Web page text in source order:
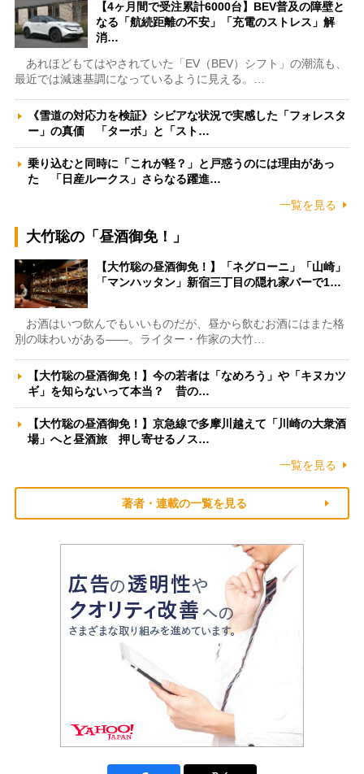
【4ヶ月間で受注累計6000台】BEV普及の障壁と
なる「航続距離の不安」「充電のストレス」解
消…
あれほどもてはやされていた「EV（BEV）シフト」の潮流も、
最近では減速基調になっているように見える。…
《雪道の対応力を検証》シビアな状況で実感した「フォレスタ
ー」の真価 「ターボ」と「スト…
乗り込むと同時に「これが軽？」と戸惑うのには理由があっ
た 「日産ルークス」さらなる躍進…
一覧を見る
大竹聡の「昼酒御免！」
【大竹聡の昼酒御免！】「ネグローニ」「山崎」
「マンハッタン」新宿三丁目の隠れ家バーで1…
お酒はいつ飲んでもいいものだが、昼から飲むお酒にはまた格
別の味わいがある――。ライター・作家の大竹…
【大竹聡の昼酒御免！】今の若者は「なめろう」や「キヌカツ
ギ」を知らないって本当？ 昔の…
【大竹聡の昼酒御免！】京急線で多摩川越えて「川崎の大衆酒
場」へと昼酒旅 押し寄せるノス…
一覧を見る
著者・連載の一覧を見る